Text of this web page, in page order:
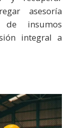
asesoría
insumos
integral a